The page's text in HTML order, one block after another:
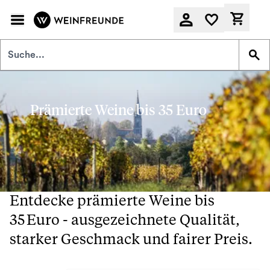
Prämierte Weine bis 35 Euro
Entdecke prämierte Weine bis
35 Euro - ausgezeichnete Qualität,
starker Geschmack und fairer Preis.